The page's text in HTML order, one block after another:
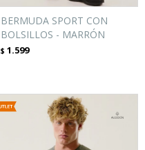
BERMUDA SPORT CON
BOLSILLOS - MARRÓN
$ 1.599